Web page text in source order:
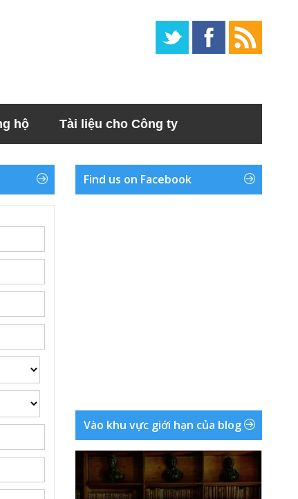
hộ Tài liệu cho Công ty
Find us on Facebook
Vào khu vực giới hạn của blog